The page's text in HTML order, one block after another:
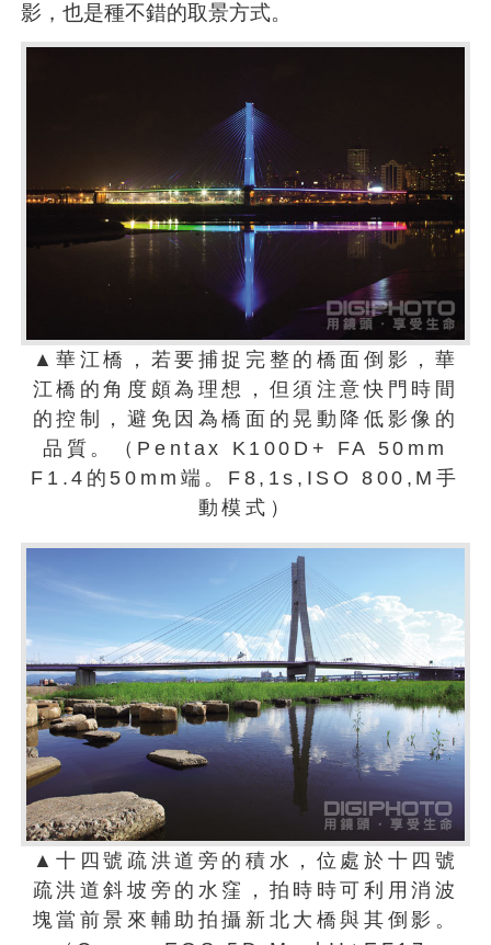
影，也是種不錯的取景方式。
▲華江橋，若要捕捉完整的橋面倒影，華
江橋的角度頗為理想，但須注意快門時間
的控制，避免因為橋面的晃動降低影像的
品質。（Pentax K100D+ FA 50mm
F1.4的50mm端。F8,1s,ISO 800,M手
動模式）
▲十四號疏洪道旁的積水，位處於十四號
疏洪道斜坡旁的水窪，拍時時可利用消波
塊當前景來輔助拍攝新北大橋與其倒影。